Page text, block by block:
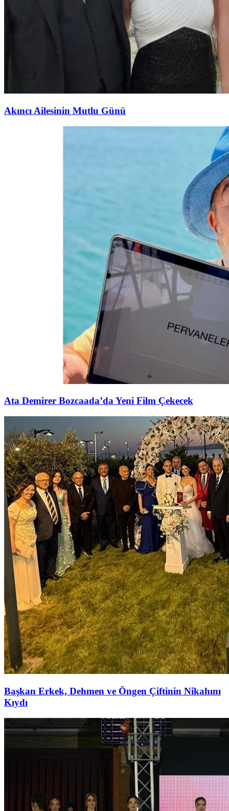
Akıncı Ailesinin Mutlu Günü
Ata Demirer Bozcaada’da Yeni Film Çekecek
Başkan Erkek, Dehmen ve Öngen Çiftinin Nikahını
Kıydı